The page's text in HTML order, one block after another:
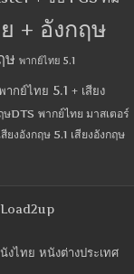
+ อังกฤษ
ษ พากย์ไทย 5.1
ากย์ไทย 5.1 + เสียง
ษDTS พากย์ไทย มาสเตอร์
ยงอังกฤษ 5.1 เสียงอังกฤษ
Load2up
ไทย หนังต่างประเทศ